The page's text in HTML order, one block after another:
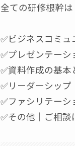
全ての研修根幹
✅️ビジネスコミ
✅プレゼンテー
✅️資料作成の基
✅リーダーシッ
✅ファシリテー
✅️その他｜ご相談